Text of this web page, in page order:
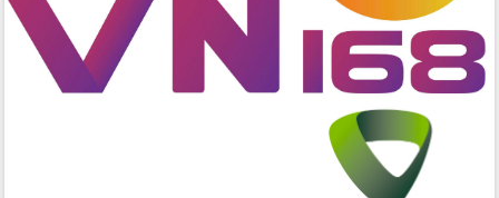
Đắk Lắk phát động hưởng ứng Ngày
Quyền của người tiêu dùng Việt Nam
2026
Đẩy mạnh cải cách hành chính, quyết